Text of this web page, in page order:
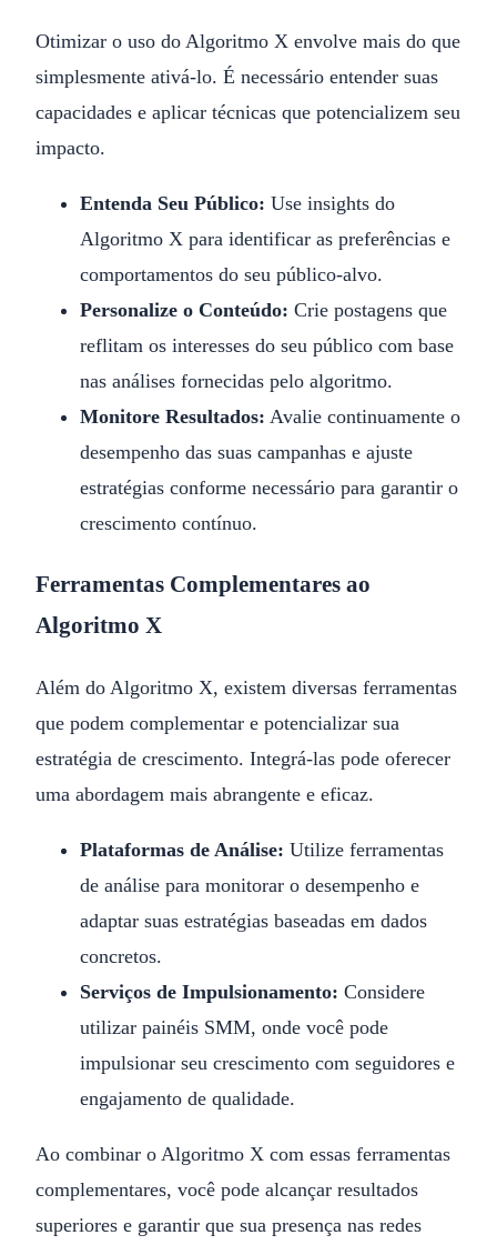
Otimizar o uso do Algoritmo X envolve mais do que
simplesmente ativá-lo. É necessário entender suas
capacidades e aplicar técnicas que potencializem seu
impacto.
Entenda Seu Público: Use insights do
Algoritmo X para identificar as preferências e
comportamentos do seu público-alvo.
Personalize o Conteúdo: Crie postagens que
reflitam os interesses do seu público com base
nas análises fornecidas pelo algoritmo.
Monitore Resultados: Avalie continuamente o
desempenho das suas campanhas e ajuste
estratégias conforme necessário para garantir o
crescimento contínuo.
Ferramentas Complementares ao
Algoritmo X
Além do Algoritmo X, existem diversas ferramentas
que podem complementar e potencializar sua
estratégia de crescimento. Integrá-las pode oferecer
uma abordagem mais abrangente e eficaz.
Plataformas de Análise: Utilize ferramentas
de análise para monitorar o desempenho e
adaptar suas estratégias baseadas em dados
concretos.
Serviços de Impulsionamento: Considere
utilizar painéis SMM, onde você pode
impulsionar seu crescimento com seguidores e
engajamento de qualidade.
Ao combinar o Algoritmo X com essas ferramentas
complementares, você pode alcançar resultados
superiores e garantir que sua presença nas redes